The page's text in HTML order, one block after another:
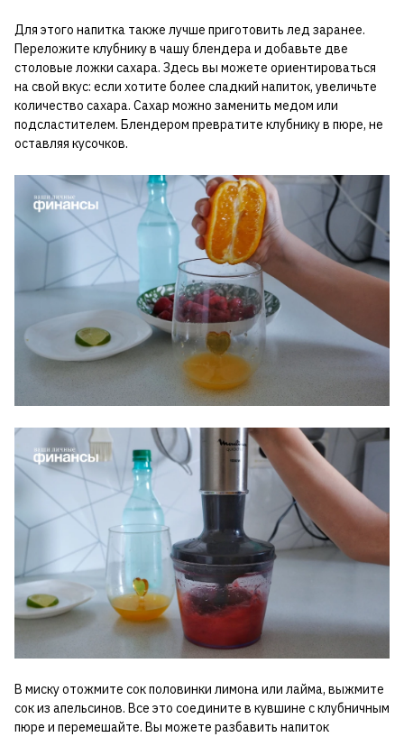
Для этого напитка также лучше приготовить лед заранее.
Переложите клубнику в чашу блендера и добавьте две
столовые ложки сахара. Здесь вы можете ориентироваться
на свой вкус: если хотите более сладкий напиток, увеличьте
количество сахара. Сахар можно заменить медом или
подсластителем. Блендером превратите клубнику в пюре, не
оставляя кусочков.
В миску отожмите сок половинки лимона или лайма, выжмите
сок из апельсинов. Все это соедините в кувшине с клубничным
пюре и перемешайте. Вы можете разбавить напиток